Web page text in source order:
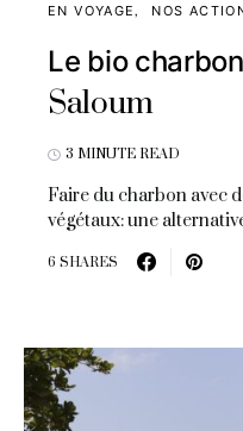
EN VOYAGE NOS
Le bio
Saloum
3 MINUTE READ
Faire du charbon avec
végétaux: une
6 SHARES